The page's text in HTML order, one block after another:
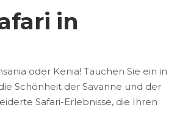
in
oder Kenia! Tauchen Sie ein in
Schönheit der Savanne und der
Safari-Erlebnisse, die Ihren